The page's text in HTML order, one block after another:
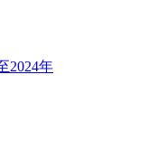
2024年